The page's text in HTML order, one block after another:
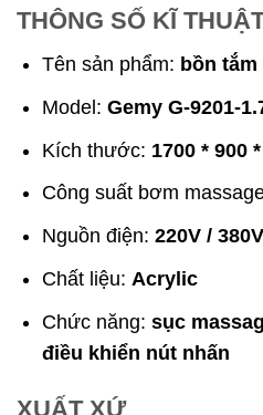
THÔNG SỐ KĨ
Tên sản phẩm: bồn
Model:Gemy G-9201-
Kích thước: 1700 * 900
Công suất bơm
Nguồn điện:220V /
Chất liệu:Acrylic
Chức năng:sục
điều khiển nút nhấn
XUẤT XỨ